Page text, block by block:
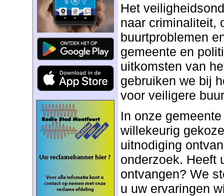
Het
naar criminaliteit,
buurtproblemen
gemeente en
uitkomsten van
gebruiken we bij
voor veiligere
In onze
willekeurig
uitnodiging
onderzoek. Heeft
ontvangen? We
u uw ervaringen